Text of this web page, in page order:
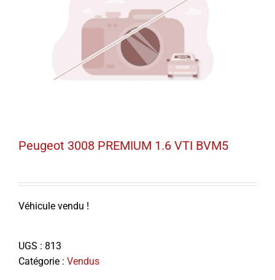
Peugeot 3008 PREMIUM 1.6 VTI BVM5
Véhicule vendu !
UGS : 813
Catégorie : Vendus